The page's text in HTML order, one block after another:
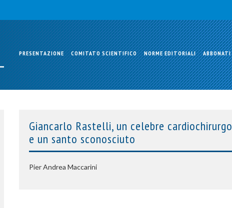
PRESENTAZIONE COMITATO SCIENTIFICO NORME EDITORIALI ABBONATI
Giancarlo Rastelli, un celebre cardiochirurgo
e un santo sconosciuto
Pier Andrea Maccarini